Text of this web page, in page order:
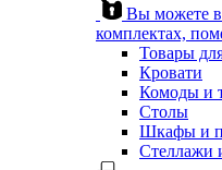
Вы можете
комплектах,
Товары
Кровати
Комоды и
Столы
Шкафы и
Стеллажи